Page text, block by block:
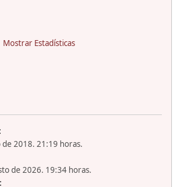
Mostrar Estadísticas
de 2018. 21:19 horas.
de 2026. 19:34 horas.